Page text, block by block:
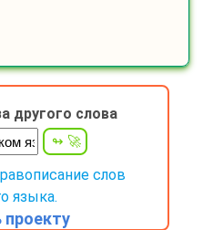
другого слова
слов
языка.